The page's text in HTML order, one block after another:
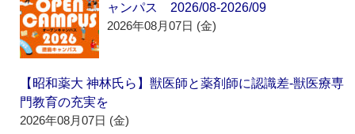
ャンパス 2026/08-2026/09
2026年08月07日 (金)
【昭和薬大 神林氏ら】獣医師と薬剤師に認識差‐獣医療専
門教育の充実を
2026年08月07日 (金)